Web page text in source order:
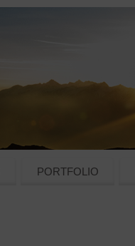
PORTFOLIO